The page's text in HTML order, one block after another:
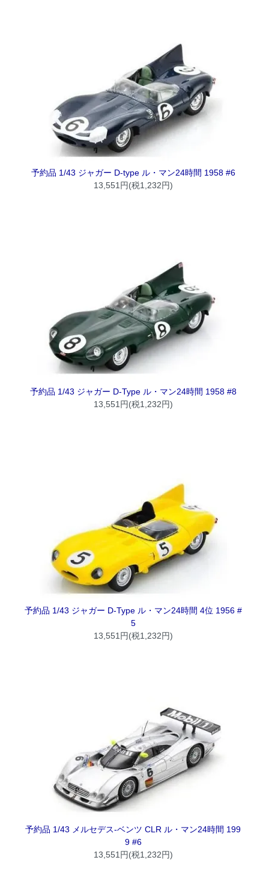
予約品 1/43 ジャガー D-type ル・マン24時間 1958 #6
13,551円(税1,232円)
予約品 1/43 ジャガー D-Type ル・マン24時間 1958 #8
13,551円(税1,232円)
予約品 1/43 ジャガー D-Type ル・マン24時間 4位 1956 #
5
13,551円(税1,232円)
予約品 1/43 メルセデス-ベンツ CLR ル・マン24時間 199
9 #6
13,551円(税1,232円)